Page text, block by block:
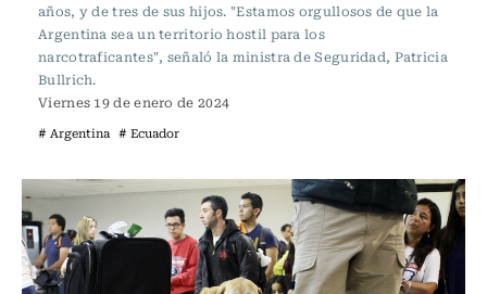
años, y de tres de sus hijos. "Estamos orgullosos de que la
Argentina sea un territorio hostil para los
narcotraficantes", señaló la ministra de Seguridad, Patricia
Bullrich.
Viernes 19 de enero de 2024
# Argentina # Ecuador